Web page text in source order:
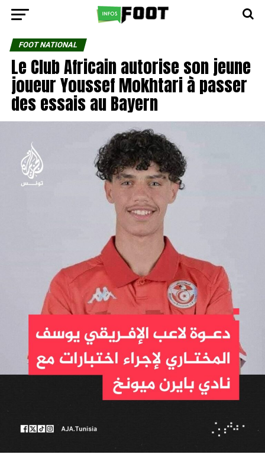
FOOT NATIONAL
Le Club Africain autorise son jeune
joueur Youssef Mokhtari à passer
des essais au Bayern